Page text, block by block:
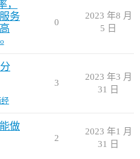
，
务
0
2023 年8 月
5 日
3
2023 年3 月
31 日
做
2
2023 年1 月
31 日